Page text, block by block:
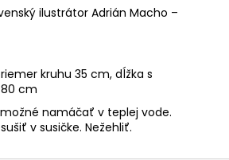
ilustrátor Adrián Macho –
priemer kruhu 35 cm, dĺžka s
cm
možné namáčať v teplej vode.
v susičke. Nežehliť.